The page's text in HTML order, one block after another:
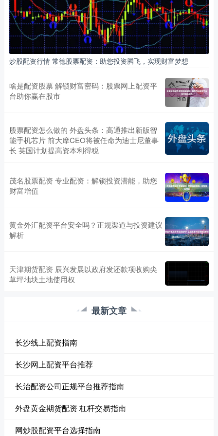
炒股配资行情 常德股票配资：助您投资腾飞，实现财富梦想
啥是配资股票 解锁财富密码：股票网上配资平
台助你赢在股市
股票配资怎么做的 外盘头条：高通推出新版智
能手机芯片 前大摩CEO将被任命为迪士尼董事
长 英国计划提高资本利得税
茂名股票配资 专业配资：解锁投资潜能，助您
财富增值
黄金外汇配资平台安全吗？正规渠道与投资建议
解析
天津期货配资 辰兴发展以政府发还款项收购尖
草坪地块土地使用权
最新文章
长沙线上配资指南
长沙网上配资平台推荐
长治配资公司正规平台推荐指南
外盘黄金期货配资 杠杆交易指南
网炒股配资平台选择指南